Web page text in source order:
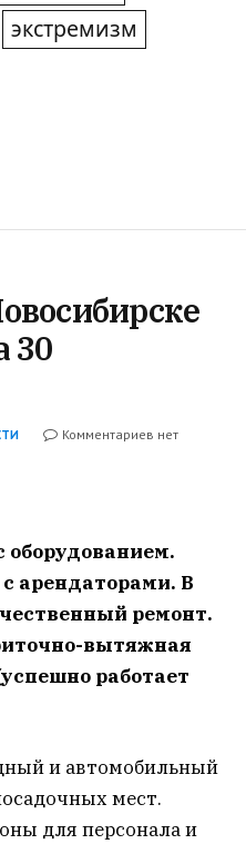
экстремизм
30
Комментариев нет
арендаторами. В
ремонт.
вытяжная
работает
и автомобильный
мест.
для персонала и